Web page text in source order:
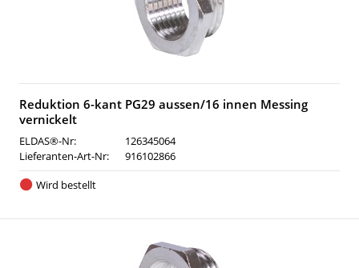
Reduktion 6-kant PG29 aussen/16 innen Messing
vernickelt
ELDAS®-Nr:
126345064
Lieferanten-Art-Nr:
916102866
Wird bestellt